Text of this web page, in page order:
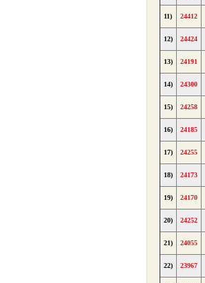
11) 24412
12) 24424
13) 24191
14) 24300
15) 24258
16) 24185
17) 24255
18) 24173
19) 24170
20) 24252
21) 24055
22) 23967